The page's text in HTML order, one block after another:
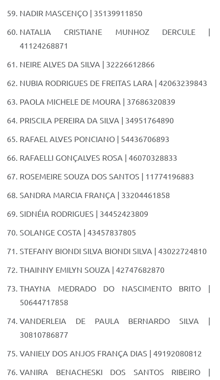
NADIR MASCENÇO | 35139911850
NATALIA CRISTIANE MUNHOZ DERCULE |
41124268871
NEIRE ALVES DA SILVA | 32226612866
NUBIA RODRIGUES DE FREITAS LARA | 42063239843
PAOLA MICHELE DE MOURA | 37686320839
PRISCILA PEREIRA DA SILVA | 34951764890
RAFAEL ALVES PONCIANO | 54436706893
RAFAELLI GONÇALVES ROSA | 46070328833
ROSEMEIRE SOUZA DOS SANTOS | 11774196883
SANDRA MARCIA FRANÇA | 33204461858
SIDNÉIA RODRIGUES | 34452423809
SOLANGE COSTA | 43457837805
STEFANY BIONDI SILVA BIONDI SILVA | 43022724810
THAINNY EMILYN SOUZA | 42747682870
THAYNA MEDRADO DO NASCIMENTO BRITO |
50644717858
VANDERLEIA DE PAULA BERNARDO SILVA |
30810786877
VANIELY DOS ANJOS FRANÇA DIAS | 49192080812
VANIRA BENACHESKI DOS SANTOS RIBEIRO |